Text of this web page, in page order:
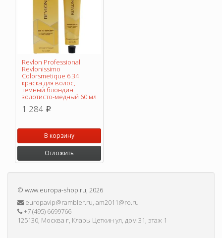
Revlon Professional
Revlonissimo
Colorsmetique 6.34
краска для волос,
темный блондин
золотисто-медный 60 мл
1 284 p
В корзину
Отложить
© www.europa-shop.ru, 2026
europavip@rambler.ru, am2011@ro.ru
+7 (495) 6699766
125130, Москва г, Клары Цеткин ул, дом 31, этаж 1